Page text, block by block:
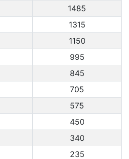
1485
1315
1150
995
845
705
575
450
340
235